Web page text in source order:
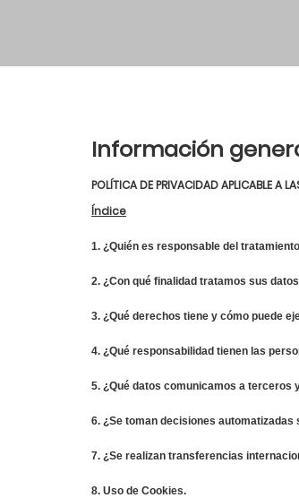
Información
POLÍTICA DE PRIVACIDAD APLICABLE A
Índice
1. ¿Quién es responsable del
2. ¿Con qué finalidad tratamos sus
3. ¿Qué derechos tiene y cómo puede
4. ¿Qué responsabilidad tienen las
5. ¿Qué datos comunicamos a terceros
6. ¿Se toman decisiones automatizadas
7. ¿Se realizan transferencias
8. Uso de Cookies.